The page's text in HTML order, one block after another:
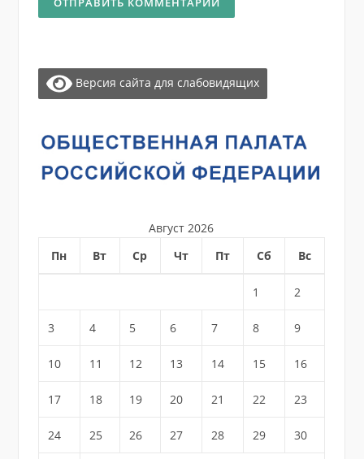
Версия сайта для слабовидящих
Август 2026
Пн
Вт Ср Чт Пт Сб Вс
1 2
3 4 5 6 7 8 9
10 11 12 13 14 15 16
17 18 19 20 21 22 23
24 25 26 27 28 29 30